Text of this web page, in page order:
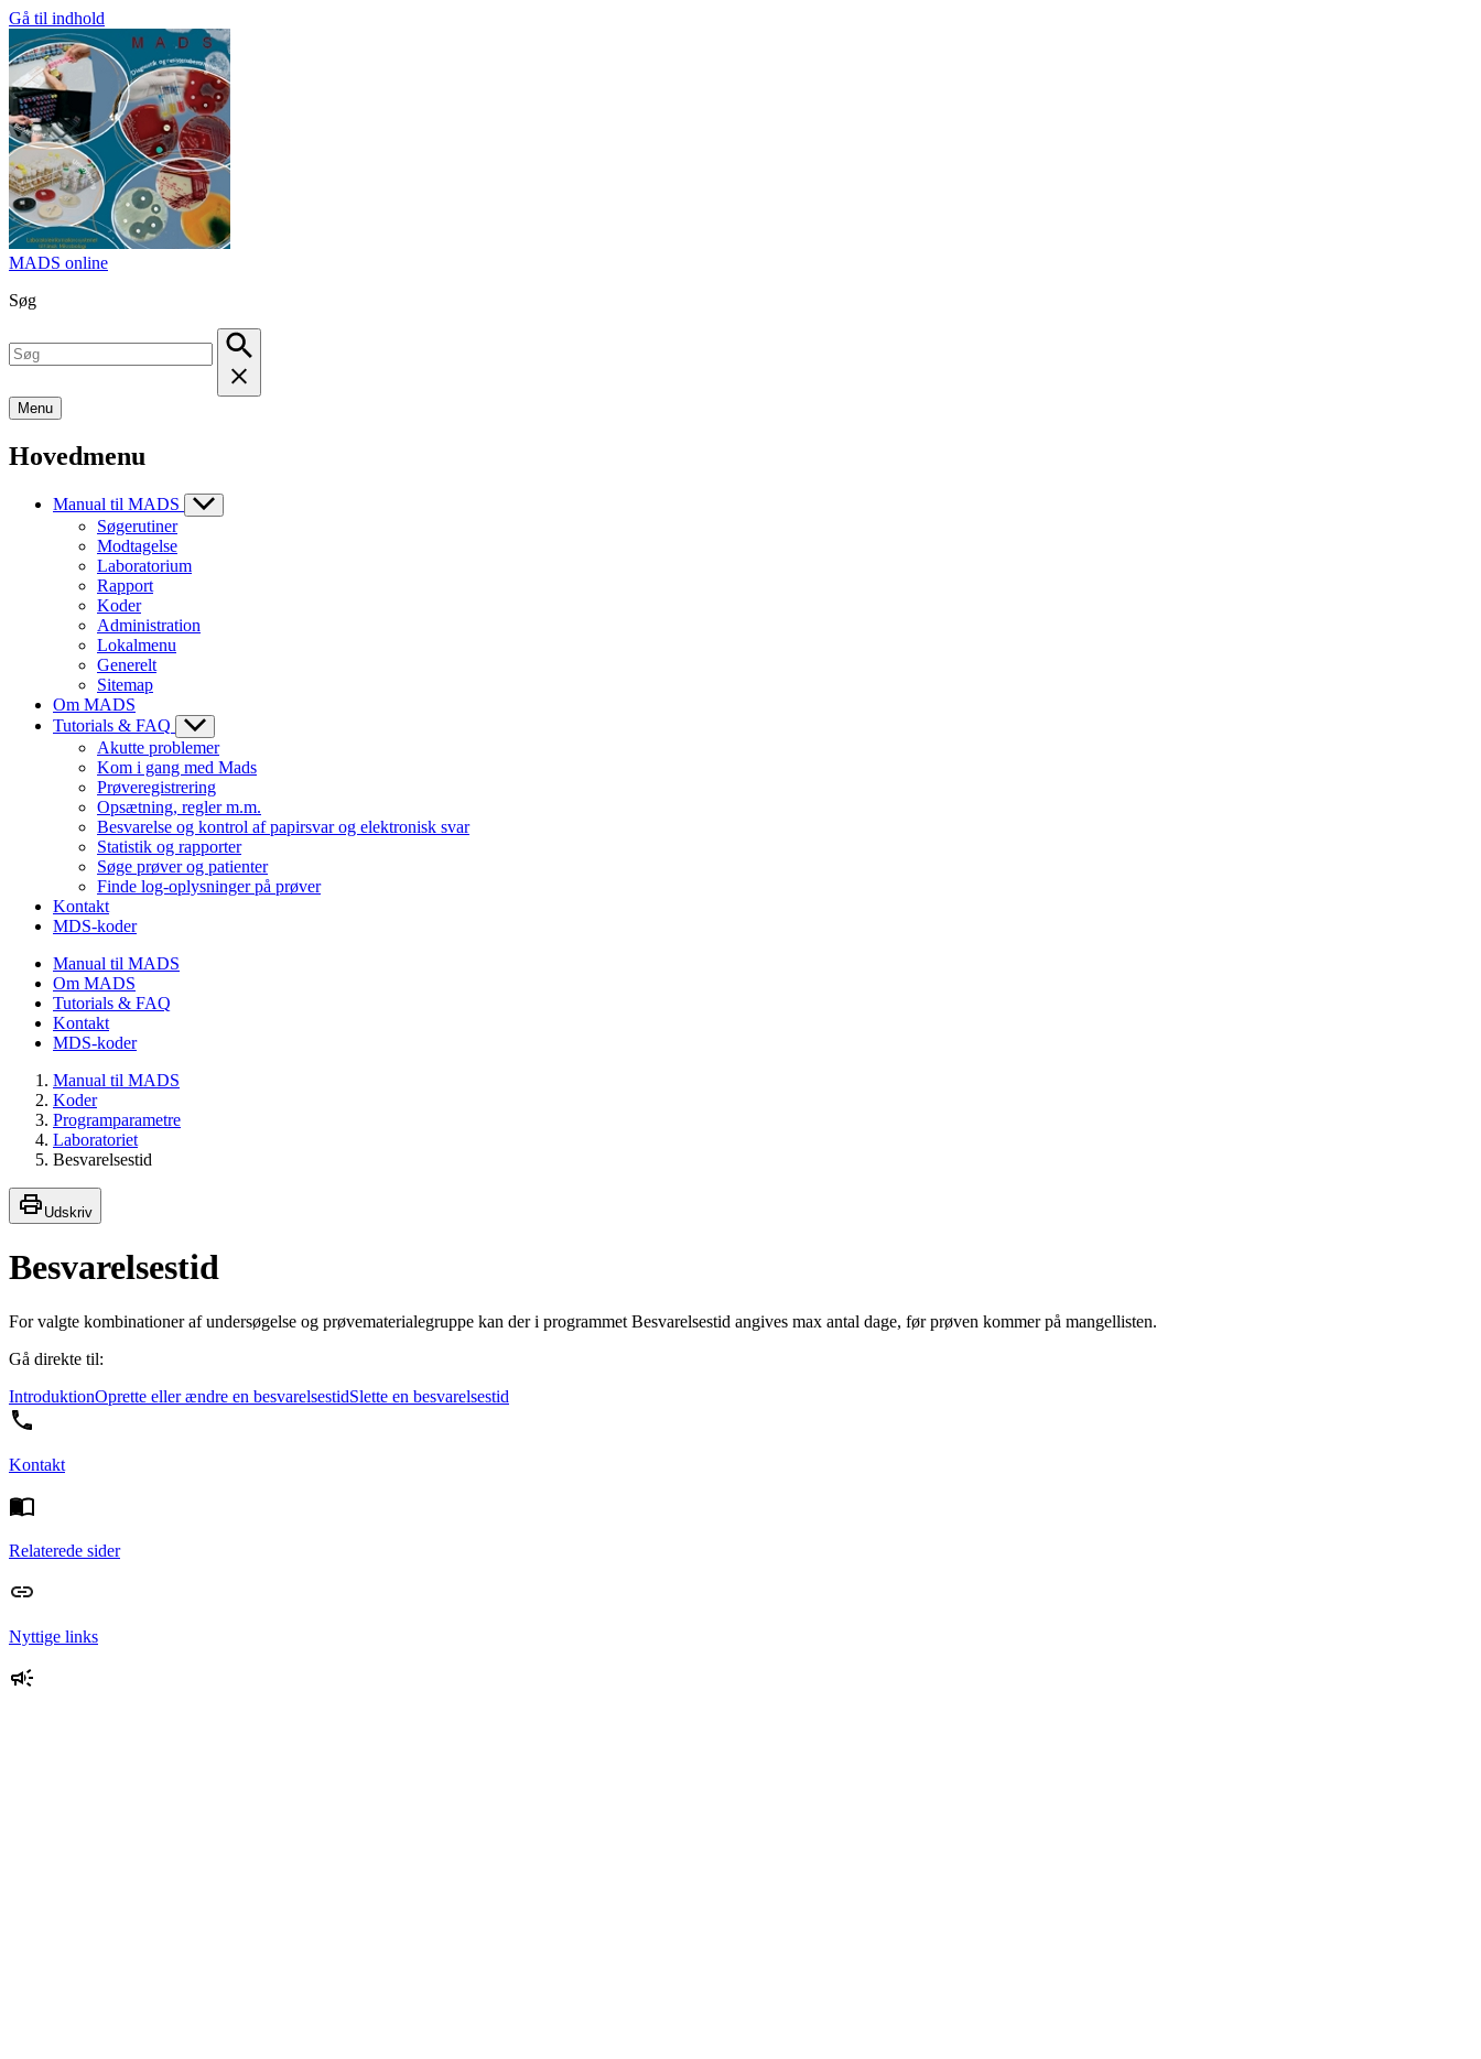
Gå til indhold
MADS online
Søg
Menu
Hovedmenu
Manual til MADS
Søgerutiner
Modtagelse
Laboratorium
Rapport
Koder
Administration
Lokalmenu
Generelt
Sitemap
Om MADS
Tutorials & FAQ
Akutte problemer
Kom i gang med Mads
Prøveregistrering
Opsætning, regler m.m.
Besvarelse og kontrol af papirsvar og elektronisk svar
Statistik og rapporter
Søge prøver og patienter
Finde log-oplysninger på prøver
Kontakt
MDS-koder
Manual til MADS
Om MADS
Tutorials & FAQ
Kontakt
MDS-koder
Manual til MADS
Koder
Programparametre
Laboratoriet
Besvarelsestid
Udskriv
Besvarelsestid
For valgte kombinationer af undersøgelse og prøvematerialegruppe kan der i programmet Besvarelsestid angives max antal dage, før prøven kommer på mangellisten.
Gå direkte til:
IntroduktionOprette eller ændre en besvarelsestidSlette en besvarelsestid
Kontakt
Relaterede sider
Nyttige links